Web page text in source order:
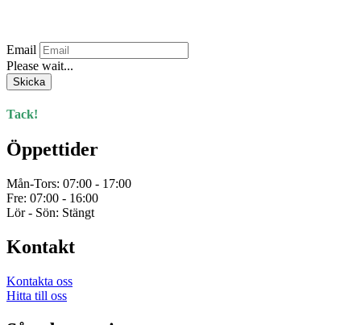
Email
Please wait...
Skicka
Tack!
Öppettider
Mån-Tors: 07:00 - 17:00
Fre: 07:00 - 16:00
Lör - Sön: Stängt
Kontakt
Kontakta oss
Hitta till oss